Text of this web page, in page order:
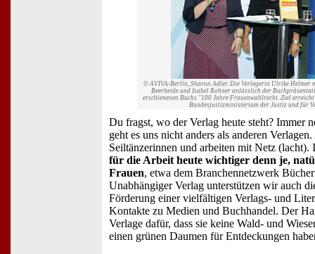
© AVIVA-Berlin, Sharon Adler. Die Verlegerin Ulrike Helmer
Beerheide und Isabel Rohner anlässlich der
erschienenen Buchs "100 Jahre Frauenwahlrecht. Ziel
Bundesjustizministerium der Justiz und für
Du fragst, wo der Verlag heute steht? Immer
geht es uns nicht anders als anderen
Seiltänzerinnen und arbeiten mit Netz
für die Arbeit heute wichtiger denn je,
Frauen, etwa dem Branchennetzwerk
Unabhängiger Verlag unterstützen wir auch
Förderung einer vielfältigen Verlags- und
Kontakte zu Medien und Buchhandel. Der
Verlage dafür, dass sie keine Wald- und
einen grünen Daumen für Entdeckungen